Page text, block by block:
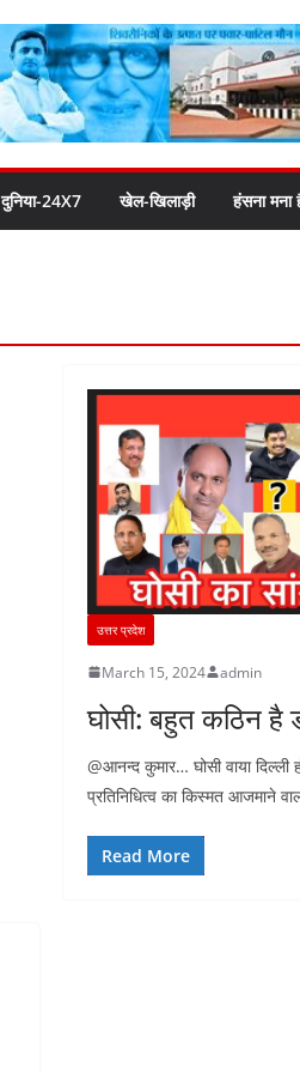
दुनिया-24X7 खेल-खिलाड़ी हंसना मना
उत्तर प्रदेश
March 15, 2024 admin
घोसी: बहुत कठिन
@आनन्द कुमार… घोसी वाया
प्रतिनिधित्व का किस्मत आजमाने
Read More